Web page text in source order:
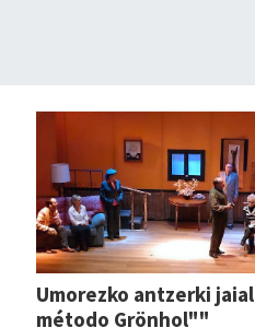
Umorezko antzerki
método Grönhol""